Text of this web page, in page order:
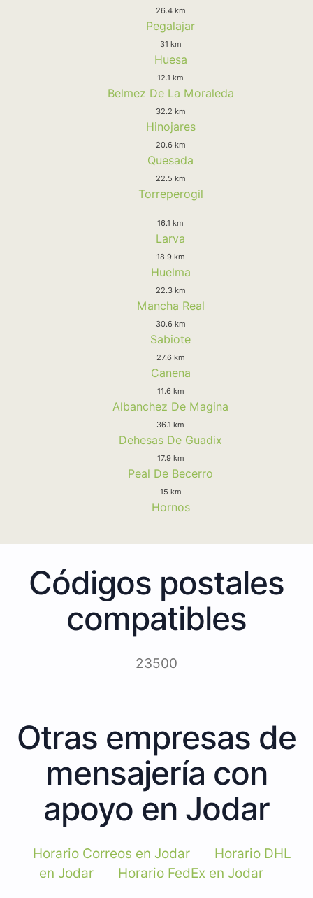
26.4 km
Pegalajar
31 km
Huesa
12.1 km
Belmez De La Moraleda
32.2 km
Hinojares
20.6 km
Quesada
22.5 km
Torreperogil
16.1 km
Larva
18.9 km
Huelma
22.3 km
Mancha Real
30.6 km
Sabiote
27.6 km
Canena
11.6 km
Albanchez De Magina
36.1 km
Dehesas De Guadix
17.9 km
Peal De Becerro
15 km
Hornos
Códigos postales
compatibles
23500
Otras empresas de
mensajería con
apoyo en Jodar
Horario Correos en Jodar
Horario DHL
en Jodar
Horario FedEx en Jodar